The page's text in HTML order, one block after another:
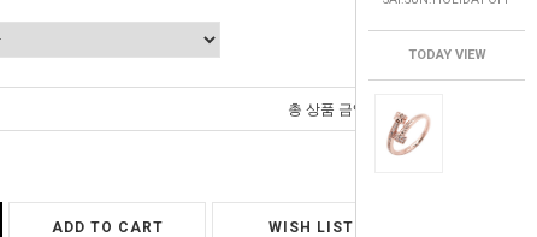
TODAY VIEW
총 상품 금액 원
ADD TO CART WISH LIST